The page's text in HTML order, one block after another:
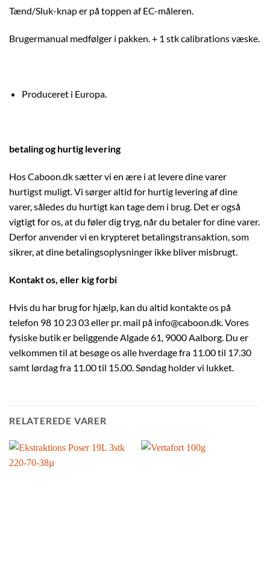
Tænd/Sluk-knap er på toppen af EC-måleren.
Brugermanual medfølger i pakken. + 1 stk calibrations væske.
Produceret i Europa.
betaling og hurtig levering
Hos Caboon.dk sætter vi en ære i at levere dine varer
hurtigst muligt. Vi sørger altid for hurtig levering af dine
varer, således du hurtigt kan tage dem i brug. Det er også
vigtigt for os, at du føler dig tryg, når du betaler for dine varer.
Derfor anvender vi en krypteret betalingstransaktion, som
sikrer, at dine betalingsoplysninger ikke bliver misbrugt.
Kontakt os, eller kig forbi
Hvis du har brug for hjælp, kan du altid kontakte os på
telefon 98 10 23 03 eller pr. mail på info@caboon.dk. Vores
fysiske butik er beliggende Algade 61, 9000 Aalborg. Du er
velkommen til at besøge os alle hverdage fra 11.00 til 17.30
samt lørdag fra 11.00 til 15.00. Søndag holder vi lukket.
RELATEREDE VARER